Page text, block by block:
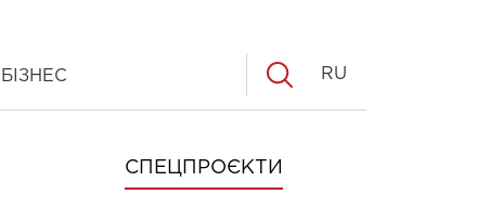
БІЗНЕС RU
СПЕЦПРОЄКТИ